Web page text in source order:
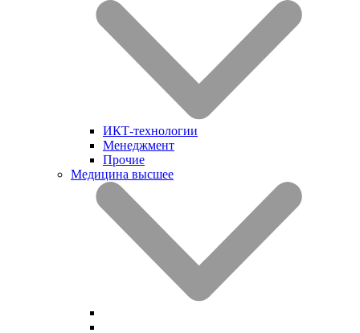
ИКТ-технологии
Менеджмент
Прочие
Медицина высшее